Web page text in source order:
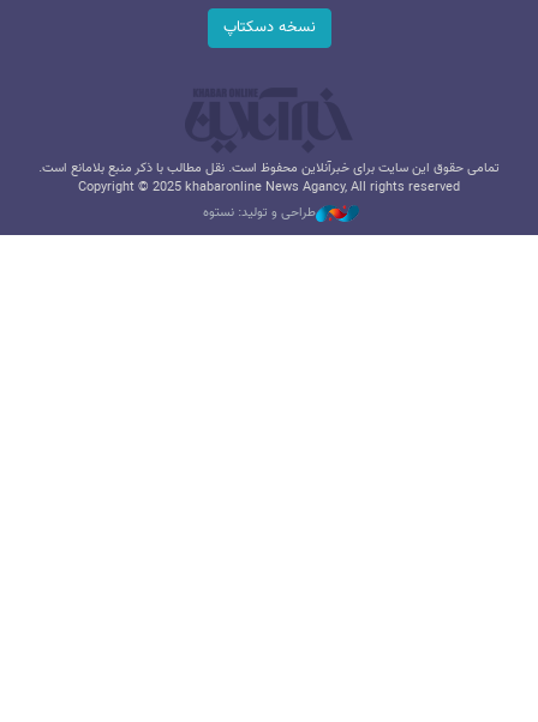
نسخه دسکتاپ
تمامی حقوق این سایت برای خبرآنلاین محفوظ است. نقل مطالب با ذکر منبع بلامانع است.
Copyright © 2025 khabaronline News Agancy, All rights reserved
طراحی و تولید: نستوه